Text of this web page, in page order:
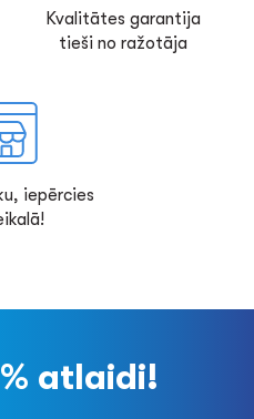
Kvalitātes garantija
tieši no ražotāja
iepērcies
atlaidi!